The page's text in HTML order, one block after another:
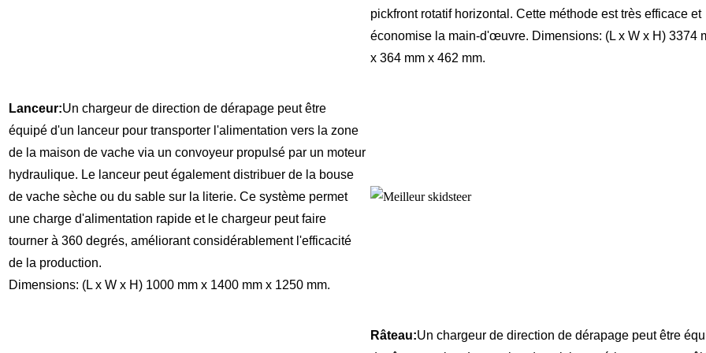
pickfront rotatif horizontal. Cette méthode est très efficace et
économise la main-d'œuvre. Dimensions: (L x W x H) 3374
x 364 mm x 462 mm.
Lanceur:Un chargeur de direction de dérapage peut être
équipé d'un lanceur pour transporter l'alimentation vers la zone
de la maison de vache via un convoyeur propulsé par un moteur
hydraulique. Le lanceur peut également distribuer de la bouse
de vache sèche ou du sable sur la literie. Ce système permet
une charge d'alimentation rapide et le chargeur peut faire
tourner à 360 degrés, améliorant considérablement l'efficacité
de la production.
Dimensions: (L x W x H) 1000 mm x 1400 mm x 1250 mm.
Râteau:Un chargeur de direction de dérapage peut être